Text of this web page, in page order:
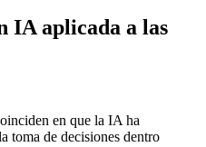
IA aplicada a las
en que la IA ha
toma de decisiones dentro